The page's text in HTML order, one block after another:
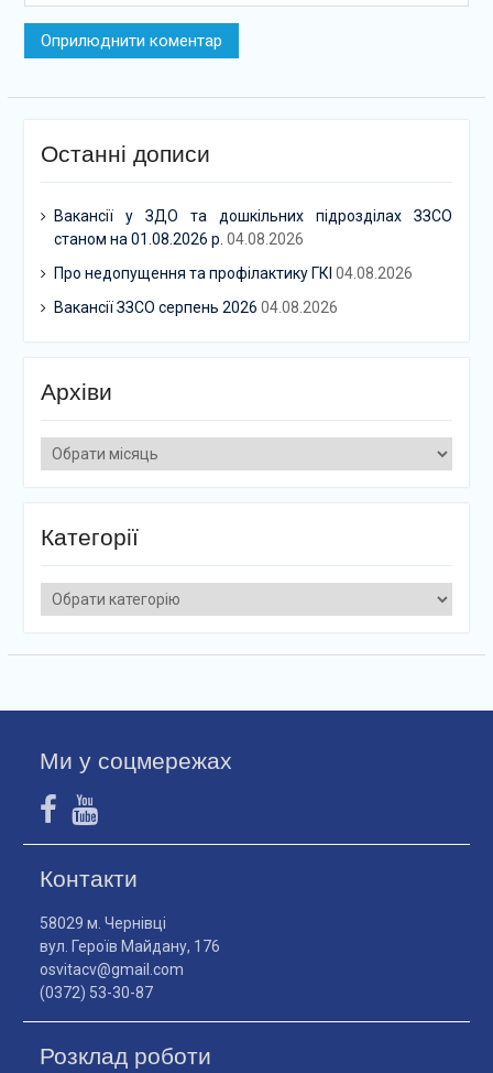
Останні дописи
Вакансії у ЗДО та дошкільних підрозділах ЗЗСО
станом на 01.08.2026 р. 04.08.2026
Про недопущення та профілактику ГКІ 04.08.2026
Вакансії ЗЗСО серпень 2026 04.08.2026
Архіви
Архіви
Категорії
Категорії
Ми у соцмережах
Контакти
58029 м. Чернівці
вул. Героїв Майдану, 176
osvitacv@gmail.com
(0372) 53-30-87
Розклад роботи